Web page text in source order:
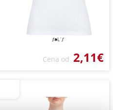
Cena od 2,11€